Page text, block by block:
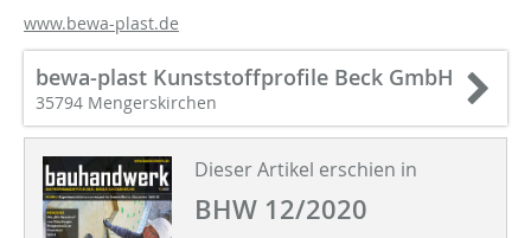
www.bewa-plast.de
bewa-plast Kunststoffprofile Beck GmbH
35794 Mengerskirchen
Dieser Artikel erschien in
BHW 12/2020